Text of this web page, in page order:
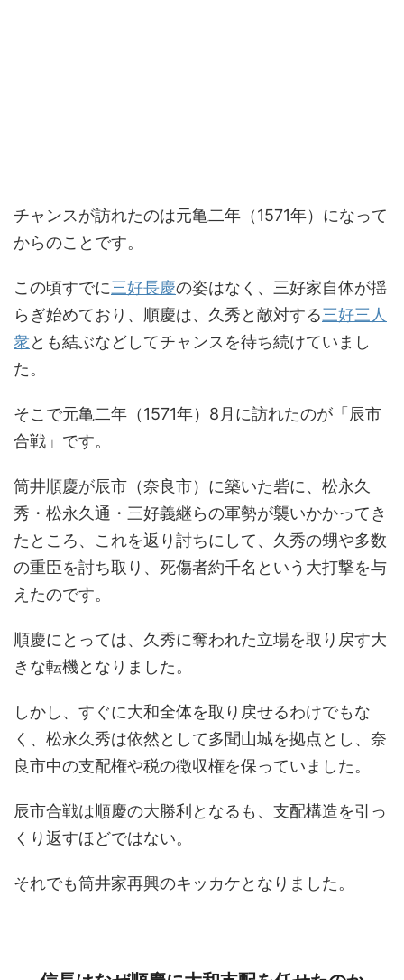
チャンスが訪れたのは元亀二年（1571年）になって
からのことです。
この頃すでに三好長慶の姿はなく、三好家自体が揺
らぎ始めており、順慶は、久秀と敵対する三好三人
衆とも結ぶなどしてチャンスを待ち続けていまし
た。
そこで元亀二年（1571年）8月に訪れたのが「辰市
合戦」です。
筒井順慶が辰市（奈良市）に築いた砦に、松永久
秀・松永久通・三好義継らの軍勢が襲いかかってき
たところ、これを返り討ちにして、久秀の甥や多数
の重臣を討ち取り、死傷者約千名という大打撃を与
えたのです。
順慶にとっては、久秀に奪われた立場を取り戻す大
きな転機となりました。
しかし、すぐに大和全体を取り戻せるわけでもな
く、松永久秀は依然として多聞山城を拠点とし、奈
良市中の支配権や税の徴収権を保っていました。
辰市合戦は順慶の大勝利となるも、支配構造を引っ
くり返すほどではない。
それでも筒井家再興のキッカケとなりました。